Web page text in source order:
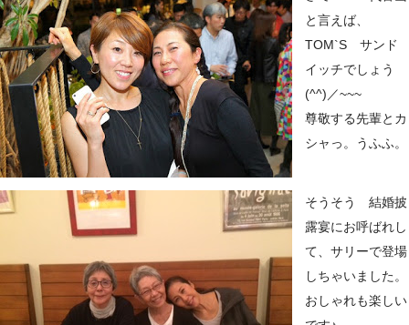
と言えば、
TOM`S サンド
イッチでしょう
(^^)／~~~
尊敬する先輩とカ
シャっ。うふふ。
そうそう 結婚披
露宴にお呼ばれし
て、サリーで登場
しちゃいました。
おしゃれも楽しい